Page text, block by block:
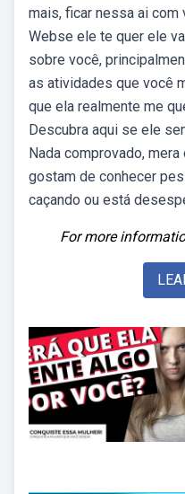
mais, ficar nessa ai com
Webse ele te quer ele
sobre você,
as atividades que você
que ela realmente me
Descubra aqui se ele
Nada comprovado,
gostam de conhecer
caçando ou está
For more